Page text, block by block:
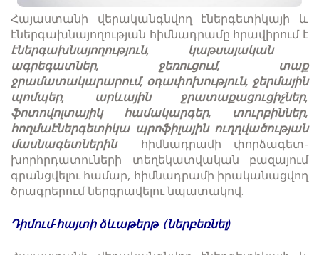
Հայաստանի վերականգնվող էներգետիկայի և
էներգախնայողության հիմնադրամը հրավիրում է
էներգախնայողություն, կաթսայական
ագրեգատներ, ջեռուցում, տաք
ջրամատակարարում, օդափոխություն, ջերմային
պոմպեր, արևային ջրատաքացուցիչներ,
ֆոտովոլտայիկ համակարգեր, տուրբիններ,
հողմաէներգետիկա պրոֆիլային ուղղվածության
մասնագետներինհիմնադրամի փորձագետ-
խորհրդատուների տեղեկատվական բազայում
գրանցվելու համար, հիմնադրամի իրականացվող
ծրագրերում ներգրավելու նպատակով.
Դիմում-հայտի ձևաթերթ (ներբեռնել)